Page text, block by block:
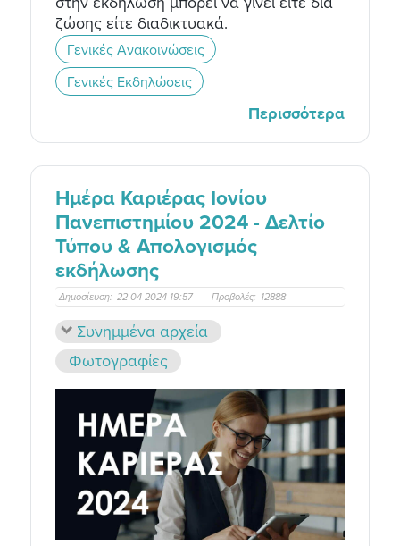
ζώσης είτε διαδικτυακά.
Γενικές Ανακοινώσεις
Γενικές Εκδηλώσεις
Περισσότερα
Ημέρα Καριέρας Ιονίου
Πανεπιστημίου 2024 - Δελτίο
Τύπου & Απολογισμός
εκδήλωσης
Δημοσίευση: 22-04-2024 19:57 | Προβολές: 12888
Συνημμένα αρχεία
Φωτογραφίες